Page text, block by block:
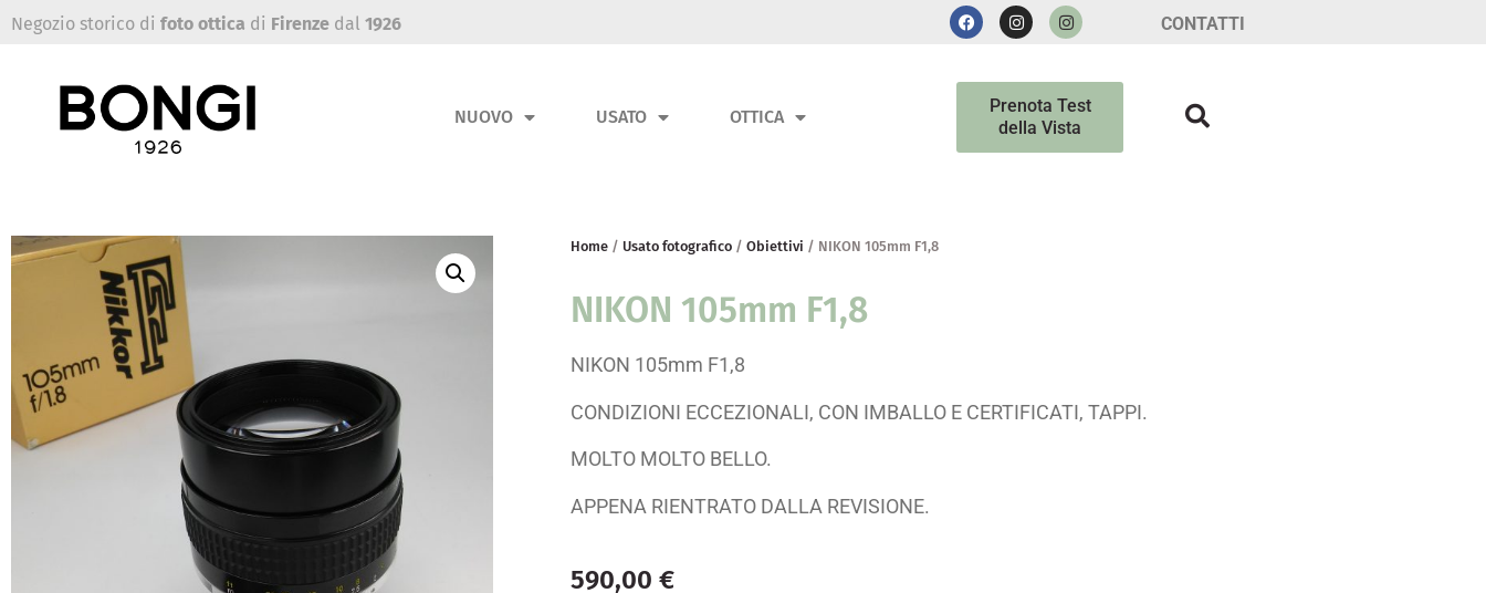
Negozio storico di foto ottica di Firenze dal 1926 CONTATTI
NUOVO USATO OTTICA
Prenota Test
della Vista
Home / Usato fotografico / Obiettivi / NIKON 105mm F1,8
NIKON 105mm F1,8
NIKON 105mm F1,8
CONDIZIONI ECCEZIONALI, CON IMBALLO E CERTIFICATI, TAPPI.
MOLTO MOLTO BELLO.
APPENA RIENTRATO DALLA REVISIONE.
590,00 €